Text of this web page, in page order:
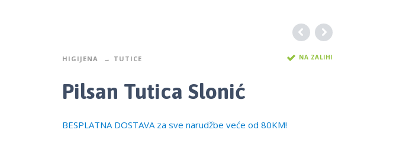
HIGIJENA TUTICE NA ZALIHI
Pilsan Tutica Slonić
BESPLATNA DOSTAVA za sve narudžbe veće od 80KM!